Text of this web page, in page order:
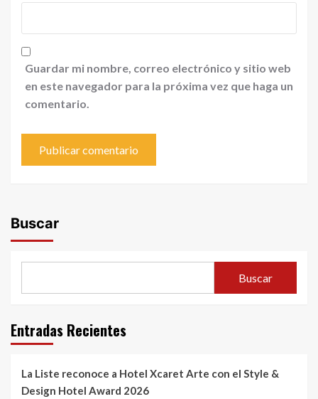
Guardar mi nombre, correo electrónico y sitio web
en este navegador para la próxima vez que haga un
comentario.
Buscar
Buscar
Entradas Recientes
La Liste reconoce a Hotel Xcaret Arte con el Style &
Design Hotel Award 2026